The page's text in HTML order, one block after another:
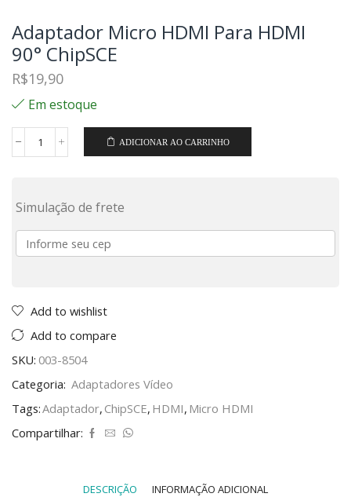
Adaptador Micro HDMI Para HDMI
90° ChipSCE
R$19,90
Em estoque
ADICIONAR AO CARRINHO
Simulação de frete
Add to wishlist
Add to compare
SKU: 003-8504
Categoria: Adaptadores Vídeo
Tags:Adaptador, ChipSCE, HDMI, Micro HDMI
Compartilhar:
DESCRIÇÃO INFORMAÇÃO ADICIONAL